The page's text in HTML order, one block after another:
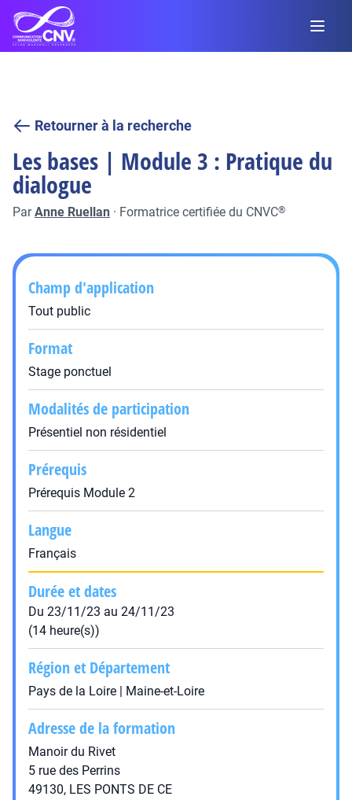
Retourner à la recherche
Les bases | Module 3 : Pratique du
dialogue
ParAnne Ruellan · Formatrice certifiée du CNVC®
Champ d'application
Tout public
Format
Stage ponctuel
Modalités de participation
Présentiel non résidentiel
Prérequis
Prérequis Module 2
Langue
Français
Durée et dates
Du 23/11/23 au 24/11/23
(14 heure(s))
Région et Département
Pays de la Loire | Maine-et-Loire
Adresse de la formation
Manoir du Rivet
5 rue des Perrins
49130, LES PONTS DE CE